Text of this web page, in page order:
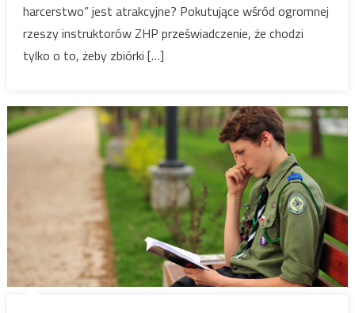
harcerstwo” jest atrakcyjne? Pokutujące wśród ogromnej
rzeszy instruktorów ZHP przeświadczenie, że chodzi
tylko o to, żeby zbiórki […]